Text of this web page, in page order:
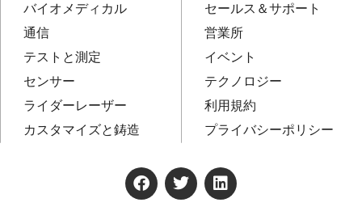
バイオメディカル
通信
テストと測定
センサー
ライダーレーザー
カスタマイズと鋳造
セールス＆サポート
営業所
イベント
テクノロジー
利用規約
プライバシーポリシー